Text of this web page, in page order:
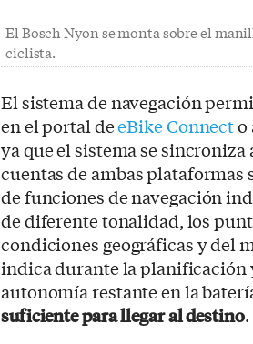
El Bosch Nyon se monta sobre el
ciclista.
El sistema de navegación
en el portal deeBike Connecto
ya que el sistema se
cuentas de ambas plataformas
de funciones de navegación
de diferente tonalidad, los
condiciones geográficas y del
indica durante la planificación
autonomía restante en la
suficiente para llegar al destino.